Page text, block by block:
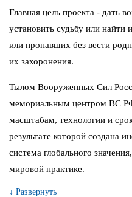
Главная цель проекта - дать
установить судьбу или
или пропавших без вести
их захоронения.
Тылом Вооруженных Сил
мемориальным центром ВС
масштабам, технологии и
результате которой создана
система глобального
мировой практике.
↓ Развернуть